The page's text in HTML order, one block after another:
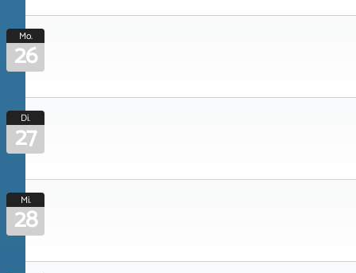
Mo.
26
Di.
27
Mi.
28